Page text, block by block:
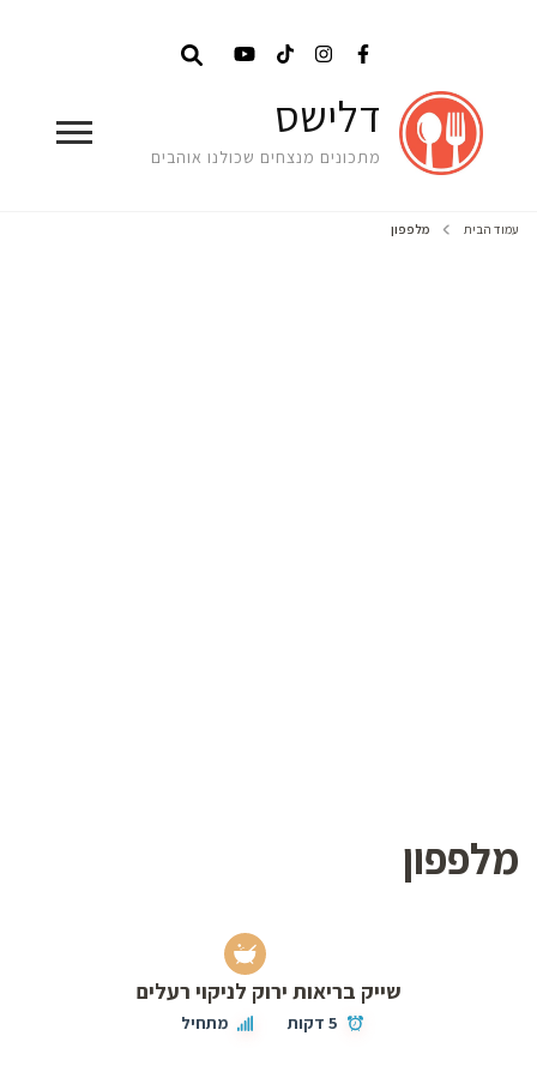
דלישס
מתכונים מנצחים שכולנו אוהבים
עמוד הבית מלפפון
מלפפון
שייק בריאות ירוק לניקוי רעלים
5 דקות מתחיל